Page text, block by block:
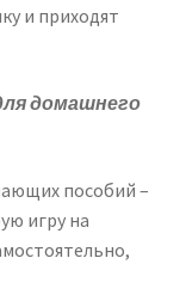
и приходят
домашнего
пособий –
игру на